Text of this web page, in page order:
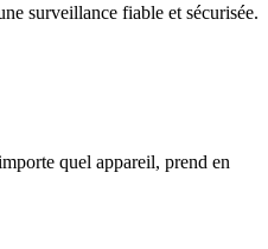
surveillance fiable et sécurisée.
quel appareil, prend en